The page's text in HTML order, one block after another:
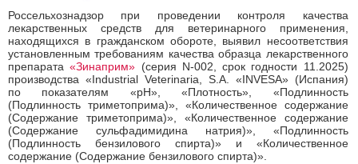
Россельхознадзор при проведении контроля качества
лекарственных средств для ветеринарного применения,
находящихся в гражданском обороте, выявил несоответствия
установленным требованиям качества образца лекарственного
препарата«Зинаприм» (серия N-002, срок годности 11.2025)
производства «Industrial Veterinaria, S.A. «INVESA» (Испания)
по показателям «pH», «Плотность», «Подлинность
(Подлинность триметоприма)», «Количественное содержание
(Содержание триметоприма)», «Количественное содержание
(Содержание сульфадимидина натрия)», «Подлинность
(Подлинность бензилового спирта)» и «Количественное
содержание (Содержание бензилового спирта)».